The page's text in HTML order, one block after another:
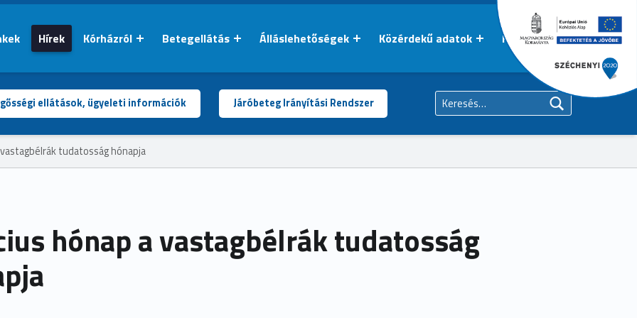
Hírek Kórházról Betegellátás Álláslehetőségek Közérdekű adatok Kapcsolat
ellátások, ügyeleti információk Járóbeteg Irányítási Rendszer
tudatosság hónapja
hónap a vastagbélrák tudatosság